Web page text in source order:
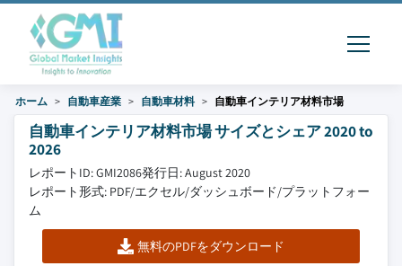
ホーム 自動車産業 自動車材料 自動車インテリア材料市場
自動車インテリア材料市場 サイズとシェア 2020 to
2026
レポートID: GMI2086発行日: August 2020
レポート形式: PDF/エクセル/ダッシュボード/プラットフォー
ム
無料のPDFをダウンロード